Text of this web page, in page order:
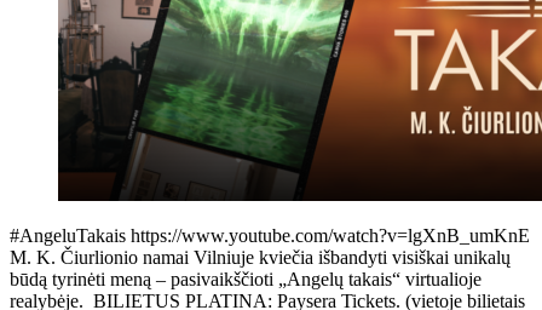
#AngeluTakais https://www.youtube.com/watch?v=lgXnB_umKnE
M. K. Čiurlionio namai Vilniuje kviečia išbandyti visiškai unikalų
būdą tyrinėti meną – pasivaikščioti „Angelų takais“ virtualioje
realybėje. BILIETUS PLATINA: Paysera Tickets. (vietoje bilietais